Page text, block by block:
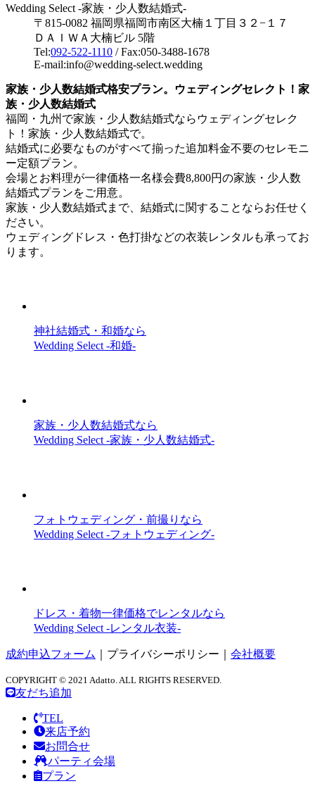
Wedding Select -家族・少人数結婚式-
〒815-0082 福岡県福岡市南区大楠１丁目３２−１７
ＤＡＩＷＡ大楠ビル 5階
Tel:092-522-1110 / Fax:050-3488-1678
E-mail:info@wedding-select.wedding
家族・少人数結婚式格安プラン。ウェディングセレクト！家
族・少人数結婚式
福岡・九州で家族・少人数結婚式ならウェディングセレク
ト！家族・少人数結婚式で。
結婚式に必要なものがすべて揃った追加料金不要のセレモニ
ー定額プラン。
会場とお料理が一律価格一名様会費8,800円の家族・少人数
結婚式プランをご用意。
家族・少人数結婚式まで、結婚式に関することならお任せく
ださい。
ウェディングドレス・色打掛などの衣装レンタルも承ってお
ります。
神社結婚式・和婚なら
Wedding Select -和婚-
家族・少人数結婚式なら
Wedding Select -家族・少人数結婚式-
フォトウェディング・前撮りなら
Wedding Select -フォトウェディング-
ドレス・着物一律価格でレンタルなら
Wedding Select -レンタル衣装-
成約申込フォーム プライバシーポリシー 会社概要
COPYRIGHT © 2021 Adatto. ALL RIGHTS RESERVED.
友だち追加
TEL
来店予約
お問合せ
パーティ会場
プラン